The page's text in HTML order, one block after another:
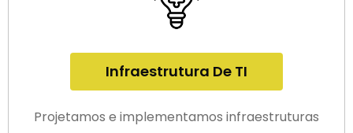
Infraestrutura De TI
Projetamos e implementamos infraestruturas